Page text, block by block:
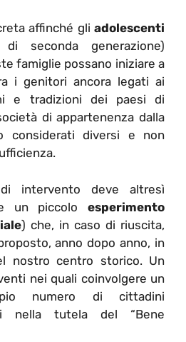
affinché gli adolescenti
seconda generazione)
famiglie possano iniziare a
i genitori ancora legati ai
e tradizioni dei paesi di
di appartenenza dalla
considerati diversi e non
intervento deve altresì
un piccolo esperimento
) che, in caso di riuscita,
anno dopo anno, in
nostro centro storico. Un
nei quali coinvolgere un
numero di cittadini
nella tutela del “Bene